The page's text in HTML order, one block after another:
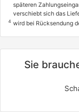
späteren
verschiebt sich das
4 wird bei Rücksendung
Sie